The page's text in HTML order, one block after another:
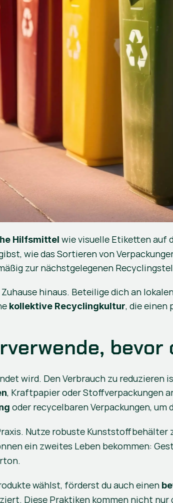
Hilfsmittel wie visuelle Etiketten auf
wie das Sortieren von
zur nächstgelegenen
hinaus. Beteilige dich an
kollektive Recyclingkultur, die einen
wird. Den Verbrauch zu
, Kraftpapier oder Stoffverpackungen
oder recycelbaren Verpackungen,
Nutze robuste Kunststoffbehälter
ein zweites Leben bekommen:
wählst, förderst du auch einen